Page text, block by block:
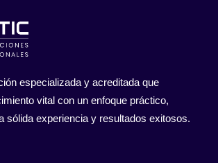
especializada y acreditada que
vital con un enfoque práctico,
sólida experiencia y resultados exitosos.